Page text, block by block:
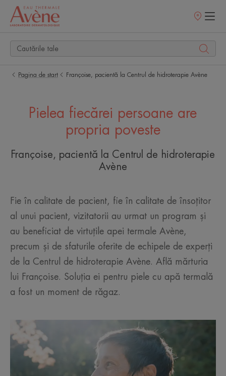
Retailerii
Pagina de start Françoise, pacientă la Centrul de hidroterapie Avène
Pielea fiecărei persoane are
propria poveste
Françoise, pacientă la Centrul de hidroterapie
Avène
Fie în calitate de pacient, fie în calitate de însoțitor
al unui pacient, vizitatorii au urmat un program și
au beneficiat de virtuțile apei termale Avène,
precum și de sfaturile oferite de echipele de experți
de la Centrul de hidroterapie Avène. Află mărturia
lui Françoise. Soluția ei pentru piele cu apă termală
a fost un moment de răgaz.